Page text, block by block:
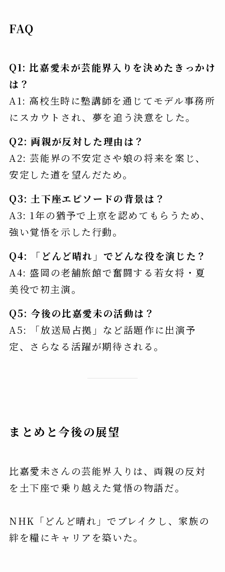
FAQ
Q1: 比嘉愛未が芸能界入りを決めたきっかけ
は？
A1: 高校生時に塾講師を通じてモデル事務所
にスカウトされ、夢を追う決意をした。
Q2: 両親が反対した理由は？
A2: 芸能界の不安定さや娘の将来を案じ、
安定した道を望んだため。
Q3: 土下座エピソードの背景は？
A3: 1年の猶予で上京を認めてもらうため、
強い覚悟を示した行動。
Q4: 「どんど晴れ」でどんな役を演じた？
A4: 盛岡の老舗旅館で奮闘する若女将・夏
美役で初主演。
Q5: 今後の比嘉愛未の活動は？
A5: 「放送局占拠」など話題作に出演予
定、さらなる活躍が期待される。
まとめと今後の展望
比嘉愛未さんの芸能界入りは、両親の反対
を土下座で乗り越えた覚悟の物語だ。
NHK「どんど晴れ」でブレイクし、家族の
絆を糧にキャリアを築いた。